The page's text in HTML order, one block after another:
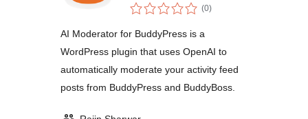
(0કુલ
રેટિંગ્સ
)
AI Moderator for BuddyPress is a
WordPress plugin that uses OpenAI to
automatically moderate your activity feed
posts from BuddyPress and BuddyBoss.